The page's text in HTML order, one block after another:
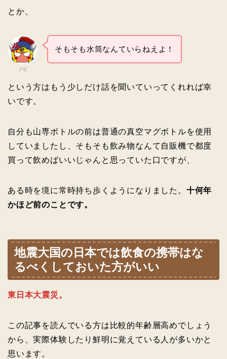
とか、
ノビ
そもそも水筒なんていらねえよ！
という方はもう少しだけ話を聞いていってくれれば幸
いです。
自分も山専ボトルの前は普通の真空マグボトルを使用
していましたし、そもそも飲み物なんて自販機で都度
買って飲めばいいじゃんと思っていた口ですが、
ある時を境に常時持ち歩くようになりました。 十何年
かほど前のことです。
地震大国の日本では飲食の携帯はな
るべくしておいた方がいい
東日本大震災。
この記事を読んでいる方は比較的年齢層高めでしょう
から、実際体験したり鮮明に覚えている人が多いかと
思います。